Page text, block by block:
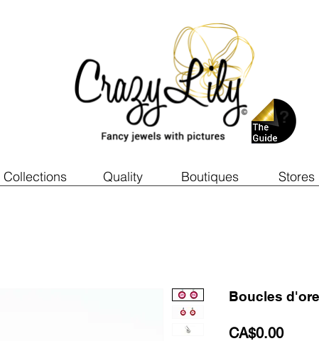
Collections Quality Boutiques Stores
Boucles
CA$0.00Price